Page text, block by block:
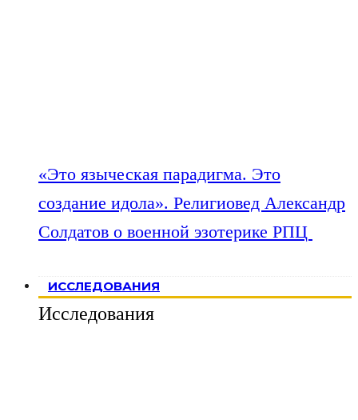
«Это языческая парадигма. Это
создание идола». Религиовед Александр
Солдатов о военной эзотерике РПЦ
ИССЛЕДОВАНИЯ
Исследования